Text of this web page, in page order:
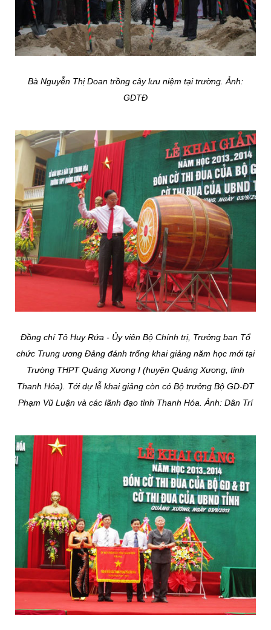
Bà Nguyễn Thị Doan trồng cây lưu niệm tại trường. Ảnh:
GDTĐ
Đồng chí Tô Huy Rứa - Ủy viên Bộ Chính trị, Trưởng ban Tổ
chức Trung ương Đảng đánh trống khai giảng năm học mới tại
Trường THPT Quảng Xương I (huyện Quảng Xương, tỉnh
Thanh Hóa). Tới dự lễ khai giảng còn có Bộ trưởng Bộ GD-ĐT
Phạm Vũ Luận và các lãnh đạo tỉnh Thanh Hóa. Ảnh: Dân Trí